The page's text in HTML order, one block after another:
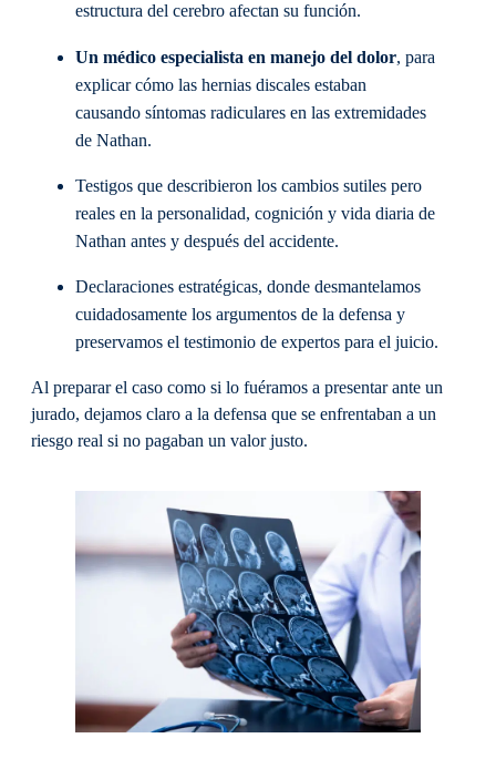
estructura del cerebro afectan su función.
Un médico especialista en manejo del dolor, para
explicar cómo las hernias discales estaban
causando síntomas radiculares en las extremidades
de Nathan.
Testigos que describieron los cambios sutiles pero
reales en la personalidad, cognición y vida diaria de
Nathan antes y después del accidente.
Declaraciones estratégicas, donde desmantelamos
cuidadosamente los argumentos de la defensa y
preservamos el testimonio de expertos para el juicio.
Al preparar el caso como si lo fuéramos a presentar ante un
jurado, dejamos claro a la defensa que se enfrentaban a un
riesgo real si no pagaban un valor justo.